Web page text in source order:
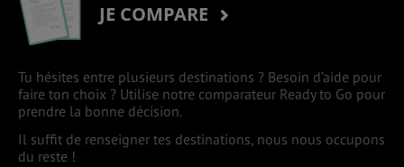
JE COMPARE
Tu hésites entre plusieurs destinations ? Besoin d’aide pour
faire ton choix ? Utilise notre comparateur Ready to Go pour
prendre la bonne décision.
Il suffit de renseigner tes destinations, nous nous occupons
du reste !